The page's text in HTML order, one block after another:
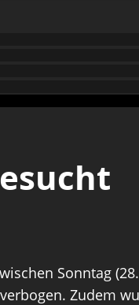
Sonntag
Zudem